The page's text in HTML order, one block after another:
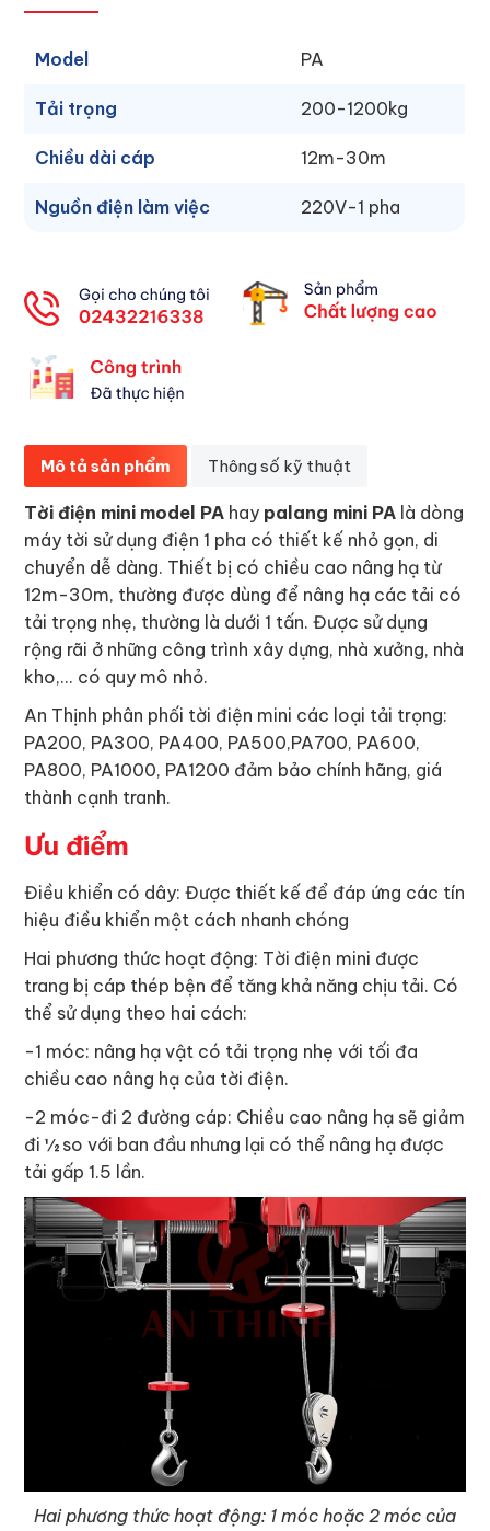
Model PA
Tải trọng 200-1200kg
Chiều dài cáp 12m-30m
Nguồn điện làm việc 220V-1 pha
Mô tả sản phẩm Thông số kỹ thuật
Tời điện mini model PA hay palang mini PA là dòng
máy tời sử dụng điện 1 pha có thiết kế nhỏ gọn, di
chuyển dễ dàng. Thiết bị có chiều cao nâng hạ từ
12m-30m, thường được dùng để nâng hạ các tải có
tải trọng nhẹ, thường là dưới 1 tấn. Được sử dụng
rộng rãi ở những công trình xây dựng, nhà xưởng, nhà
kho,... có quy mô nhỏ.
An Thịnh phân phối tời điện mini các loại tải trọng:
PA200, PA300, PA400, PA500,PA700, PA600,
PA800, PA1000, PA1200 đảm bảo chính hãng, giá
thành cạnh tranh.
Ưu điểm
Điều khiển có dây: Được thiết kế để đáp ứng các tín
hiệu điều khiển một cách nhanh chóng
Hai phương thức hoạt động: Tời điện mini được
trang bị cáp thép bện để tăng khả năng chịu tải. Có
thể sử dụng theo hai cách:
-1 móc: nâng hạ vật có tải trọng nhẹ với tối đa
chiều cao nâng hạ của tời điện.
-2 móc-đi 2 đường cáp: Chiều cao nâng hạ sẽ giảm
đi ½ so với ban đầu nhưng lại có thể nâng hạ được
tải gấp 1.5 lần.
Hai phương thức hoạt động: 1 móc hoặc 2 móc của